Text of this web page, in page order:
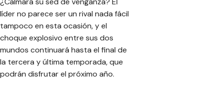
líder no parece ser un rival nada fácil
tampoco en esta ocasión, y el
choque explosivo entre sus dos
mundos continuará hasta el final de
la tercera y última temporada, que
podrán disfrutar el próximo año.